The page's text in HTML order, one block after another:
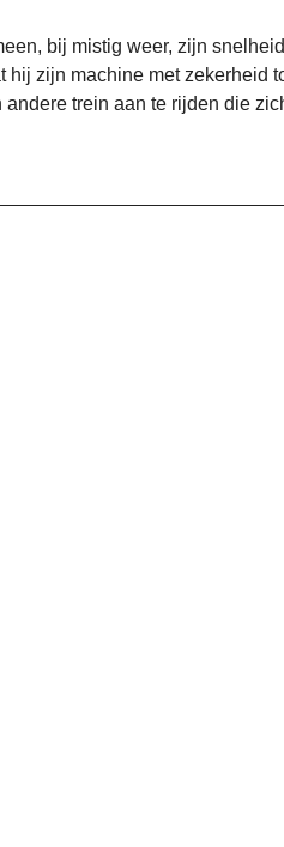
bij mistig weer, zijn
hij zijn machine met zekerheid
trein aan te rijden die